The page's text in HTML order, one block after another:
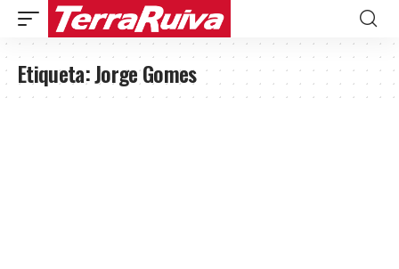
Etiqueta:Jorge Gomes